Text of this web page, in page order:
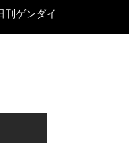
刊ゲンダイ